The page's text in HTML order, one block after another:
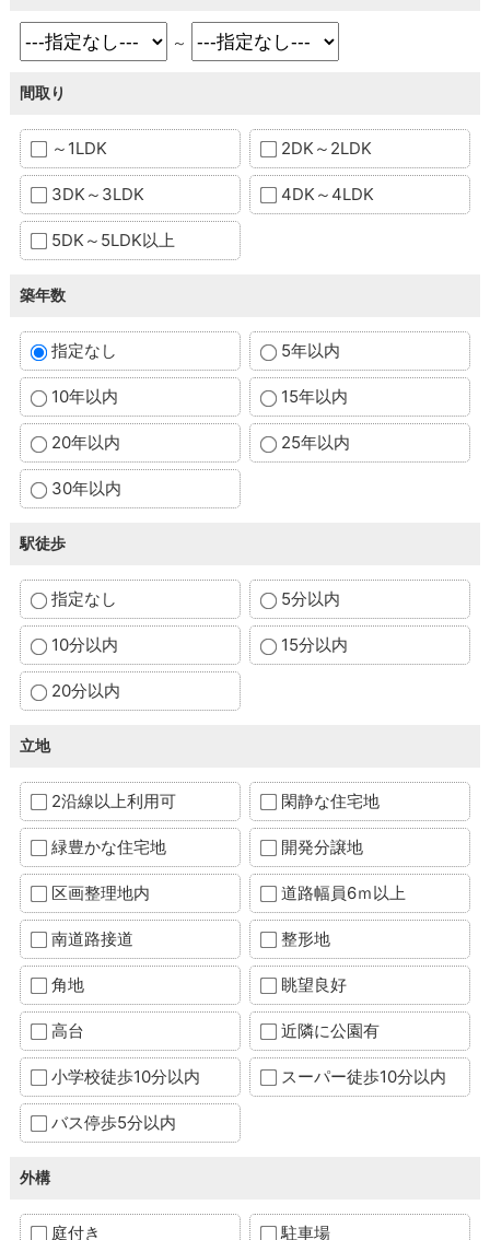
～
間取り
～1LDK 2DK～2LDK
3DK～3LDK 4DK～4LDK
5DK～5LDK以上
築年数
指定なし 5年以内
10年以内 15年以内
20年以内 25年以内
30年以内
駅徒歩
指定なし 5分以内
10分以内 15分以内
20分以内
立地
2沿線以上利用可 閑静な住宅地
緑豊かな住宅地 開発分譲地
区画整理地内 道路幅員6ｍ以上
南道路接道 整形地
角地 眺望良好
高台 近隣に公園有
小学校徒歩10分以内 スーパー徒歩10分以内
バス停歩5分以内
外構
庭付き 駐車場